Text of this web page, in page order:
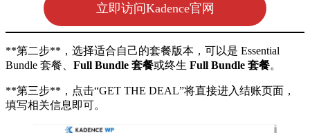
立即访问Kadence官网
**第二步**，选择适合自己的套餐版本，可以是 Essential
Bundle 套餐、 Full Bundle 套餐或终生 Full Bundle 套餐。
**第三步**，点击“GET THE DEAL”将直接进入结账页面，
填写相关信息即可。